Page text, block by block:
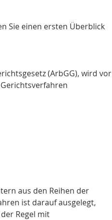
Sie einen ersten Überblick
(ArbGG), wird vor
aus den Reihen der
ist darauf ausgelegt,
Regel mit